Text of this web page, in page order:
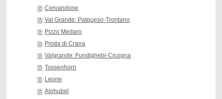
Cervandone
Val Grande: Patqueso-Trontano
Pizzo Medaro
Pioda di Crana
Valgrande: Fundighebi-Cicogna
Tossenhorn
Leone
Alphubel